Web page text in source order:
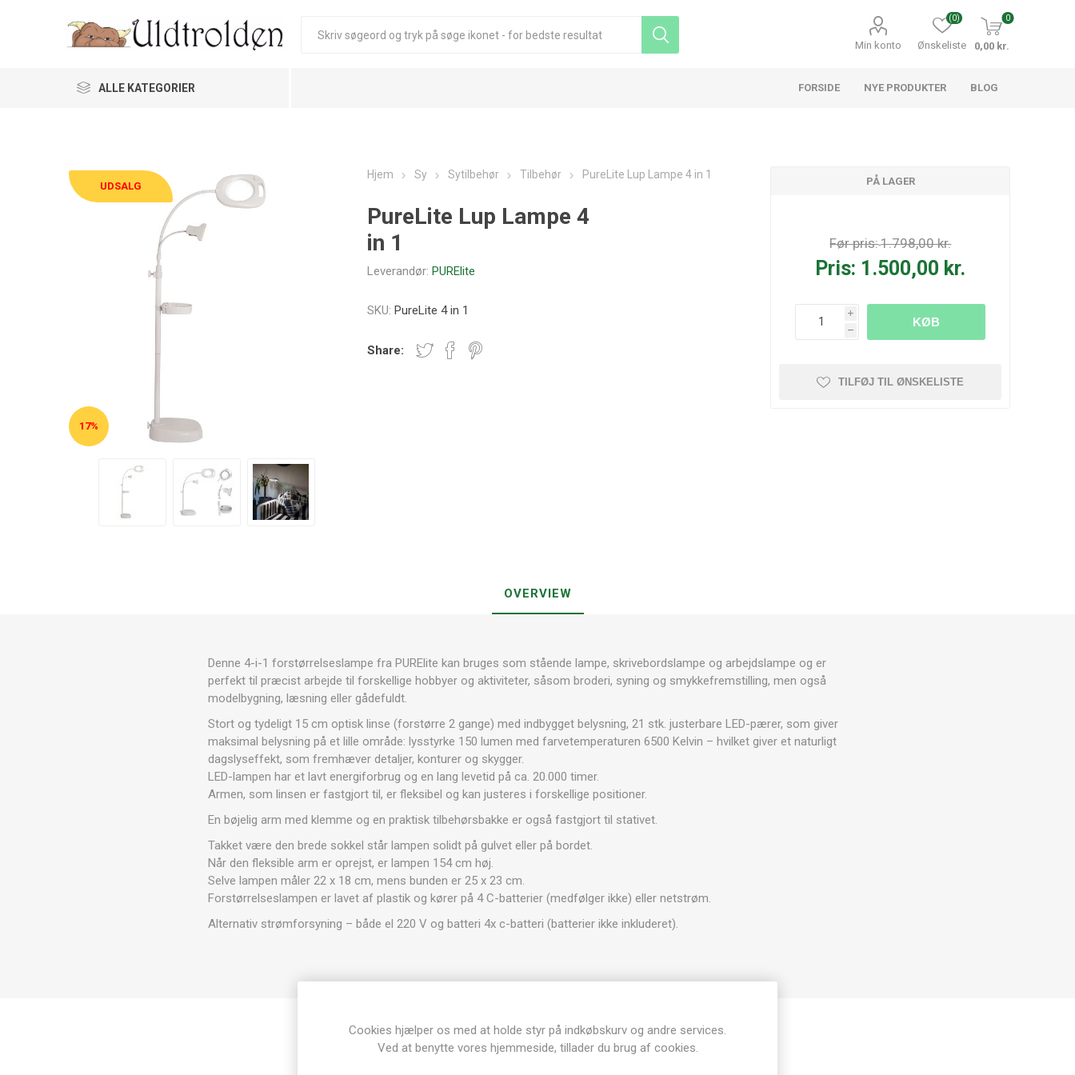
Min konto Ønskeliste
(0) 0
0,00 kr.
ALLE KATEGORIER FORSIDE NYE PRODUKTER BLOG
UDSALG
17%
Hjem Sy Sytilbehør Tilbehør PureLite Lup Lampe 4 in 1
PureLite Lup Lampe 4
in 1
Leverandør: PURElite
SKU: PureLite 4 in 1
Share:
PÅ LAGER
Før pris:1.798,00 kr.
Pris: 1.500,00 kr.
i
h
KØB
TILFØJ TIL ØNSKELISTE
OVERVIEW
Denne 4-i-1 forstørrelseslampe fra PURElite kan bruges som stående lampe, skrivebordslampe og arbejdslampe og er
perfekt til præcist arbejde til forskellige hobbyer og aktiviteter, såsom broderi, syning og smykkefremstilling, men også
modelbygning, læsning eller gådefuldt.
Stort og tydeligt 15 cm optisk linse (forstørre 2 gange) med indbygget belysning, 21 stk. justerbare LED-pærer, som giver
maksimal belysning på et lille område: lysstyrke 150 lumen med farvetemperaturen 6500 Kelvin – hvilket giver et naturligt
dagslyseffekt, som fremhæver detaljer, konturer og skygger.
LED-lampen har et lavt energiforbrug og en lang levetid på ca. 20.000 timer.
Armen, som linsen er fastgjort til, er fleksibel og kan justeres i forskellige positioner.
En bøjelig arm med klemme og en praktisk tilbehørsbakke er også fastgjort til stativet.
Takket være den brede sokkel står lampen solidt på gulvet eller på bordet.
Når den fleksible arm er oprejst, er lampen 154 cm høj.
Selve lampen måler 22 x 18 cm, mens bunden er 25 x 23 cm.
Forstørrelseslampen er lavet af plastik og kører på 4 C-batterier (medfølger ikke) eller netstrøm.
Alternativ strømforsyning – både el 220 V og batteri 4x c-batteri (batterier ikke inkluderet).
Produkt tags
Cookies hjælper os med at holde styr på indkøbskurv og andre services.
Ved at benytte vores hjemmeside, tillader du brug af cookies.